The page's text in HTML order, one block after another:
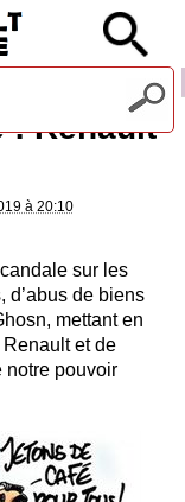
: Renault
à 20:10
sur les
d’abus de biens
mettant en
et de
notre pouvoir